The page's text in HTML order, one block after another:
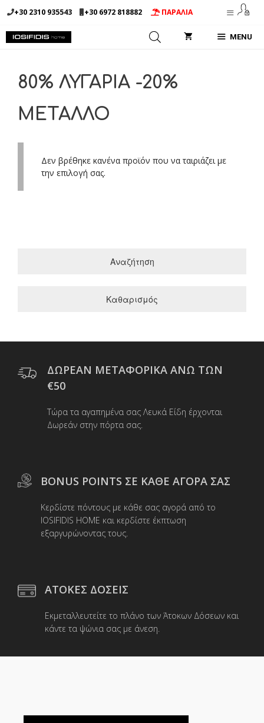
Μετάβαση
σε
περιεχόμενο
+30 2310 935543 +30 6972 818882 ΠΑΡΑΛΙΑ
MENU
80% ΛΥΓΑΡΙΑ -20%
ΜΕΤΑΛΛΟ
Δεν βρέθηκε κανένα προϊόν που να ταιριάζει με
την επιλογή σας.
Αναζήτηση
Καθαρισμός
ΔΩΡΕΑΝ ΜΕΤΑΦΟΡΙΚΑ ΑΝΩ ΤΩΝ
€50
Τώρα τα αγαπημένα σας Λευκά Είδη έρχονται
Δωρεάν στην πόρτα σας.
BONUS POINTS ΣΕ ΚΑΘΕ ΑΓΟΡΑ ΣΑΣ
Κερδίστε πόντους με κάθε σας αγορά από το
IOSIFIDIS HOME και κερδίστε έκπτωση
εξαργυρώνοντας τους.
ΑΤΟΚΕΣ ΔΟΣΕΙΣ
Εκμεταλλευτείτε το πλάνο των Άτοκων Δόσεων και
κάντε τα ψώνια σας με άνεση.